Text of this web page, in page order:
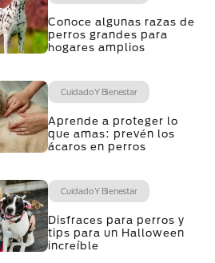
Conoce algunas razas de
perros grandes para
hogares amplios
Cuidado Y Bienestar
Aprende a proteger lo
que amas: prevén los
ácaros en perros
Cuidado Y Bienestar
Disfraces para perros y
tips para un Halloween
increíble